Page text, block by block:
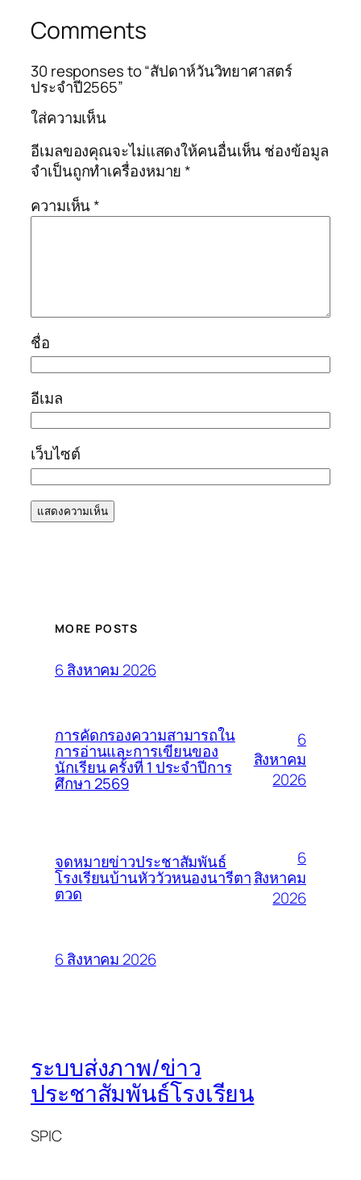
Comments
30 responses to “สัปดาห์วันวิทยาศาสตร์
ประจำปี2565”
ใส่ความเห็น
อีเมลของคุณจะไม่แสดงให้คนอื่นเห็นช่องข้อมูล
จำเป็นถูกทำเครื่องหมาย*
ความเห็น*
ชื่อ
อีเมล
เว็บไซต์
MORE POSTS
6 สิงหาคม 2026
การคัดกรองความสามารถใน
การอ่านและการเขียนของ
นักเรียน ครั้งที่ 1 ประจำปีการ
ศึกษา 2569
6
สิงหาคม
2026
จดหมายข่าวประชาสัมพันธ์
โรงเรียนบ้านหัววัวหนองนารีตา
ตวด
6
สิงหาคม
2026
6 สิงหาคม 2026
ระบบส่งภาพ/ข่าว
ประชาสัมพันธ์โรงเรียน
SPIC